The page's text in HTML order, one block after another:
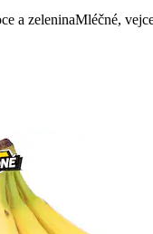
a zeleninaMléčné,